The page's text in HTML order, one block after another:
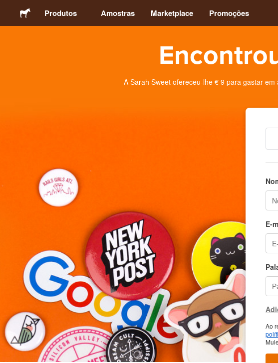
Produtos
Embalagens
Vestuário
Mais produtos
Amostras
Amostras Marketplace Promoções
A Sarah Sweet ofereceu-lhe € 9 para gastar
E-
Ao
Mule